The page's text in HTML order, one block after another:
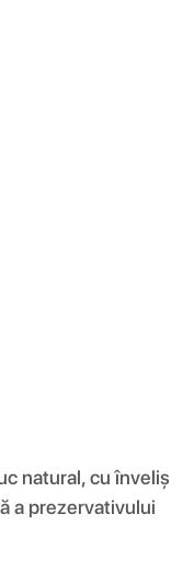
natural, cu înveliș
a prezervativului